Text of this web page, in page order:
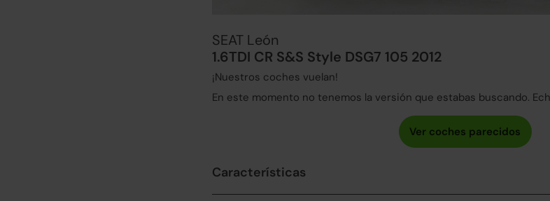
SEAT León
1.6TDI CR S&S Style DSG7 105 2012
¡Nuestros coches vuelan!
En este momento no tenemos la versión que estabas buscando.
Características